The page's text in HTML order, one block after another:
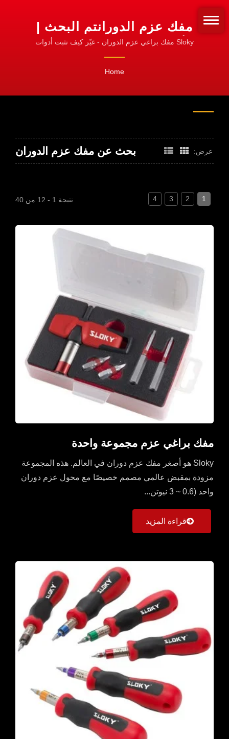
مفك عزم الدورانتم البحث |
أدوات عزم الدوران CNC
للتشغيل، والتدوير، والطحن
Sloky مفك براغي عزم الدوران - غيّر كيف نثبت أدوات
Home
بحث عن مفك عزم الدوران عرض:
نتيجة 1 - 12 من 40 1
2
3
4
مفك براغي عزم مجموعة واحدة
Sloky هو أصغر مفك عزم دوران في العالم. هذه المجموعة
مزودة بمقبض عالمي مصمم خصيصًا مع محول عزم دوران
واحد (0.6 ~ 3 نيوتن...
قراءة المزيد